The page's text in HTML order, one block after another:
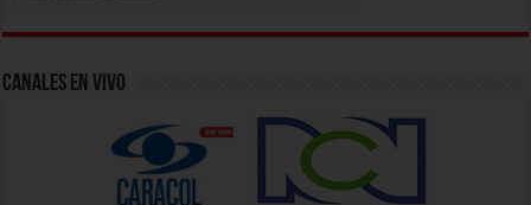
Aqui
Canales En Vivo